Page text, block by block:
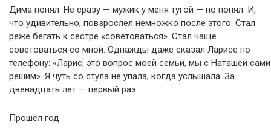
Дима понял. Не сразу — мужик у меня тугой — но понял. И,
что удивительно, повзрослел немножко после этого. Стал
реже бегать к сестре «советоваться». Стал чаще
советоваться со мной. Однажды даже сказал Ларисе по
телефону: «Ларис, это вопрос моей семьи, мы с Наташей сами
решим». Я чуть со стула не упала, когда услышала. За
двенадцать лет — первый раз.
Прошёл год.